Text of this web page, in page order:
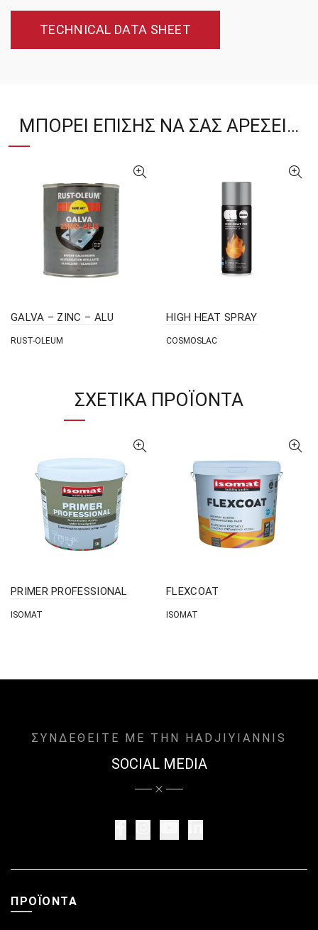
TECHNICAL DATA SHEET
ΜΠΟΡΕΊ ΕΠΊΣΗΣ ΝΑ ΣΑΣ ΑΡΈΣΕΙ…
GALVA – ZINC – ALU
RUST-OLEUM
HIGH HEAT SPRAY
COSMOSLAC
ΣΧΕΤΙΚΆ ΠΡΟΪΌΝΤΑ
PRIMER PROFESSIONAL
ISOMAT
FLEXCOAT
ISOMAT
ΣΥΝΔΕΘΕΙΤΕ ΜΕ ΤΗΝ HADJIYIANNIS
SOCIAL MEDIA
ΠΡΟΪΌΝΤΑ